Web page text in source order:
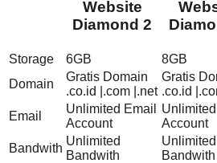
Website
Diamond 2
Storage 6GB 8GB
Domain
Gratis Domain
.co.id |.com |.net
Gratis
.co.id
Email
Unlimited Email
Account
Unlimited
Account
Bandwith
Unlimited
Bandwith
Unlimited
Bandwith